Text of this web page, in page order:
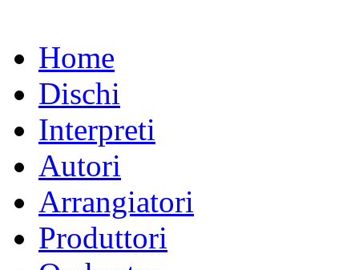
Home
Dischi
Interpreti
Autori
Arrangiatori
Produttori